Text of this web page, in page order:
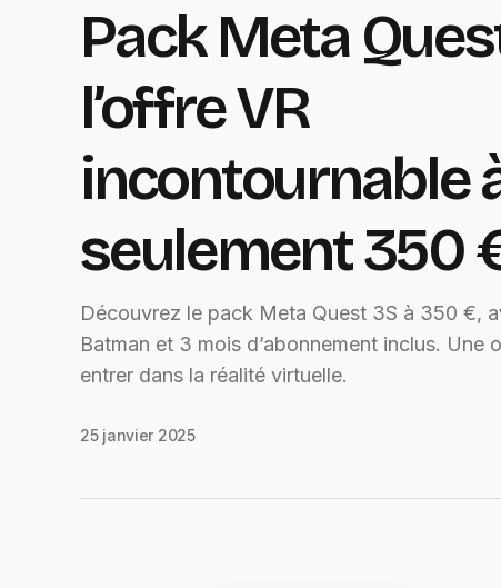
Pack Meta
l’offre VR
incontournable
seulement 350
Découvrez le pack Meta Quest 3S à 350 €,
Batman et 3 mois d’abonnement inclus. Une
entrer dans la réalité virtuelle.
25 janvier 2025